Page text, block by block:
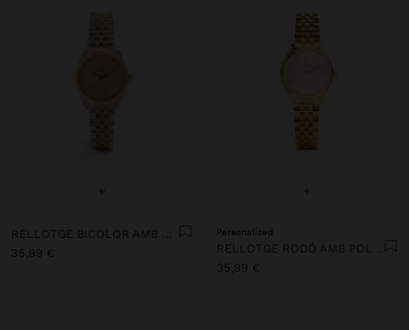
+
35,99 €
+
Personalized
35,99 €